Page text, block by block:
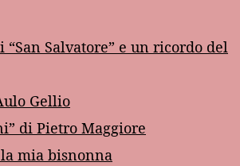
Salvatore” e un ricordo del
Gellio
di Pietro Maggiore
la mia bisnonna